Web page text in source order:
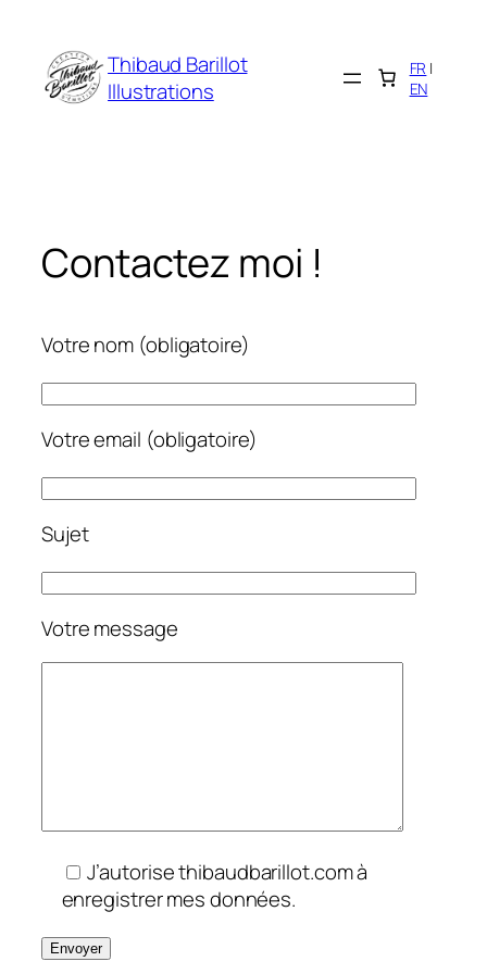
contenu
Thibaud Barillot
Illustrations
FR |
EN
Contactez moi !
Votre nom (obligatoire)
Votre email (obligatoire)
Sujet
Votre message
J’autorise thibaudbarillot.com à
enregistrer mes données.